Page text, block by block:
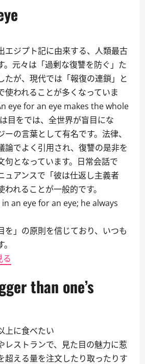
エジプト記に由来する、人類最古
。元々は「過剰な復讐を防ぐ」た
たが、現代では「報復の連鎖」と
使われることが多くなっていま
eye for an eye makes the whole
目をでは、全世界が盲目にな
の言葉として有名です。法律、
論でよく引用され、復讐の是非を
句となっています。日常会話で
ュアンスで「彼は仕返し主義者
れることが一般的です。
in an eye for an eye; he always
を」の原則を信じており、いつも
る
than one’s
上に食べたい
レストランで、見た目の魅力に惹
超える量を注文したり取ったりす